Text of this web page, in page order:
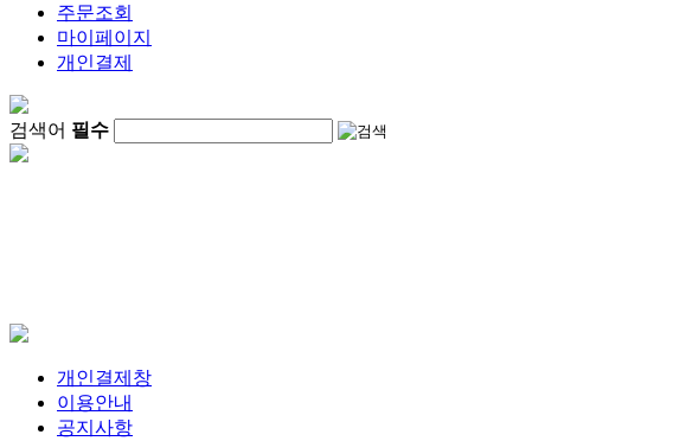
주문조회
마이페이지
개인결제
검색어 필수
개인결제창
이용안내
공지사항